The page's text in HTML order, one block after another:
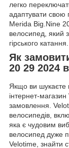
легко
адаптувати свою
Merida Big.Nine
велосипед, який
гірського катання.
Як
20 29 2024
Якщо ви шукаєте
інтернет-
замовлення.
велосипедів,
яка є чудовим
велосипед дуже
Velotime, знайти